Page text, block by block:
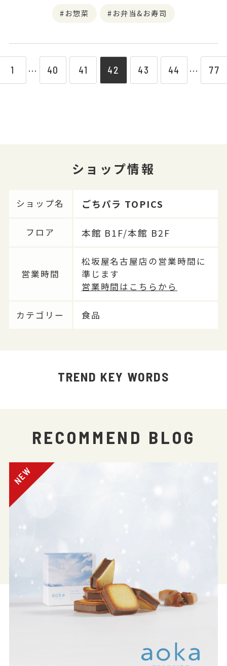
お惣菜 お弁当&お寿司
1 ⋯ 40 41 42 43 44 ⋯ 77
ショップ情報
ショップ名 ごちパラ TOPICS
フロア 本館 B1F/本館 B2F
営業時間
松坂屋名古屋店の営業時間に
準じます
営業時間はこちらから
カテゴリー 食品
TREND KEY WORDS
RECOMMEND BLOG